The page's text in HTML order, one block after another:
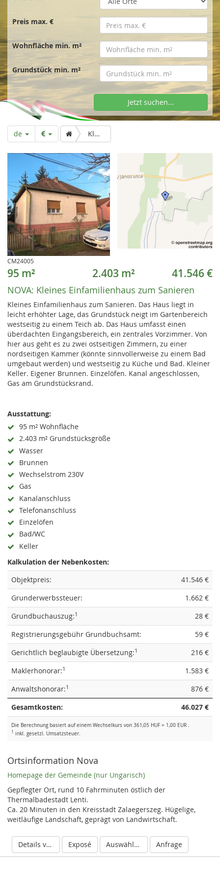
s
e
i
t
e
Preis max. €
Wohnfläche min. m²
Grundstück min. m²
Jetzt suchen...
de Kleines Einfamilienhaus zum Sanieren
CM24005
95 m² 2.403 m² 41.546 €
NOVA: Kleines Einfamilienhaus zum Sanieren
Kleines Einfamilienhaus zum Sanieren. Das Haus liegt in
leicht erhöhter Lage, das Grundstück neigt im Gartenbereich
westseitig zu einem Teich ab. Das Haus umfasst einen
überdachten Eingangsbereich, ein zentrales Vorzimmer. Von
hier aus geht es zu zwei ostseitigen Zimmern, zu einer
nordseitigen Kammer (könnte sinnvollerweise zu einem Bad
umgebaut werden) und westseitig zu Küche und Bad. Kleiner
Keller. Eigener Brunnen. Einzelöfen. Kanal angeschlossen,
Gas am Grundstücksrand.
Ausstattung:
95 m² Wohnfläche
2.403 m² Grundstücksgröße
Wasser
Brunnen
Wechselstrom 230V
Gas
Kanalanschluss
Telefonanschluss
Einzelöfen
Bad/WC
Keller
Kalkulation der Nebenkosten:
Objektpreis:
41.546 €
Grunderwerbssteuer:
1.662 €
Grundbuchauszug:1
28 €
Registrierungsgebühr Grundbuchsamt:
59 €
Gerichtlich beglaubigte Übersetzung:1
216 €
Maklerhonorar:1
1.583 €
Anwaltshonorar:1
876 €
Gesamtkosten:
46.027 €
Die Berechnung basiert auf einem Wechselkurs von 361,05 HUF = 1,00 EUR .
1 inkl. gesetzl. Umsatzsteuer.
Ortsinformation Nova
Homepage der Gemeinde (nur Ungarisch)
Gepflegter Ort, rund 10 Fahrminuten östlich der
Thermalbadestadt Lenti.
Ca. 20 Minuten in den Kreisstadt Zalaegerszeg. Hügelige,
weitläufige Landschaft, geprägt von Landwirtschaft.
Details verbergen Exposé Auswählen Anfrage